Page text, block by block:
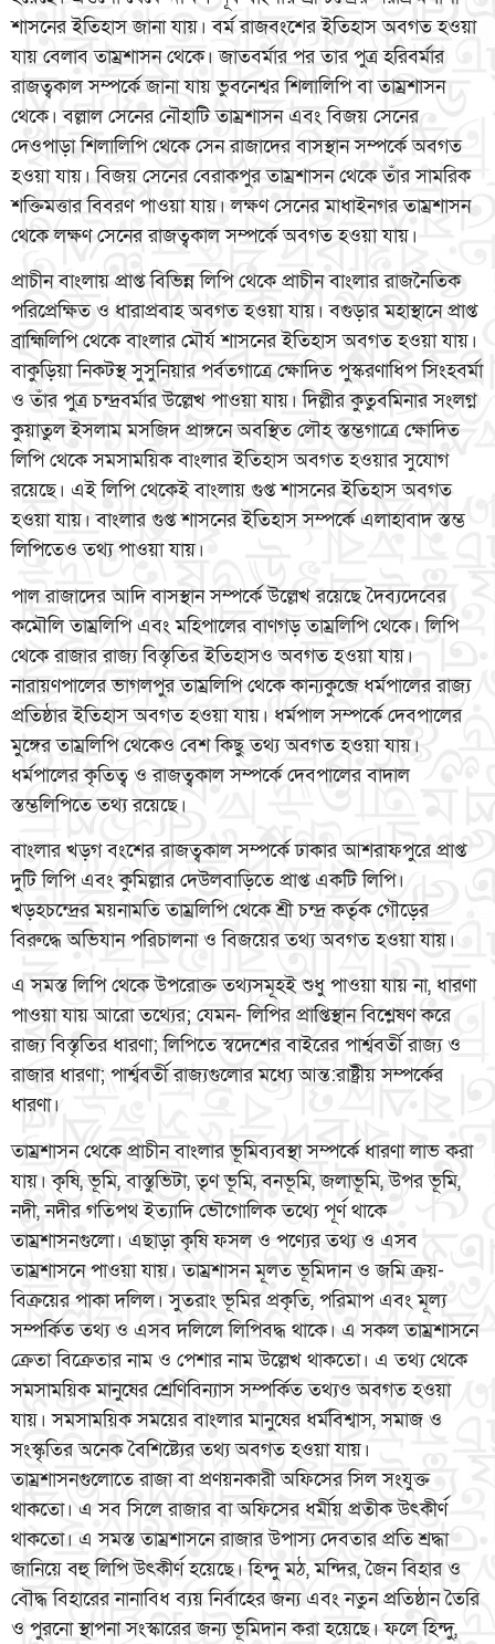
শাসনের ইতিহাস জানা যায়। বর্ম রাজবংশের ইতিহাস অবগত হওয়া
যায় বেলাব তাম্রশাসন থেকে। জাতবর্মার পর তার পুত্র হরিবর্মার
রাজত্বকাল সম্পর্কে জানা যায় ভুবনেশ্বর শিলালিপি বা তাম্রশাসন
থেকে। বল্লাল সেনের নৌহাটি তাম্রশাসন এবং বিজয় সেনের
দেওপাড়া শিলালিপি থেকে সেন রাজাদের বাসস্থান সম্পর্কে অবগত
হওয়া যায়। বিজয় সেনের বেরাকপুর তাম্রশাসন থেকে তাঁর সামরিক
শক্তিমত্তার বিবরণ পাওয়া যায়। লক্ষণ সেনের মাধাইনগর তাম্রশাসন
থেকে লক্ষণ সেনের রাজত্বকাল সম্পর্কে অবগত হওয়া যায়।
প্রাচীন বাংলায় প্রাপ্ত বিভিন্ন লিপি থেকে প্রাচীন বাংলার রাজনৈতিক
পরিপ্রেক্ষিত ও ধারাপ্রবাহ অবগত হওয়া যায়। বগুড়ার মহাস্থানে প্রাপ্ত
ব্রাহ্মিলিপি থেকে বাংলার মৌর্য শাসনের ইতিহাস অবগত হওয়া যায়।
বাকুড়িয়া নিকটস্থ সুসুনিয়ার পর্বতগাত্রে ক্ষোদিত পুস্করণাধিপ সিংহবর্মা
ও তাঁর পুত্র চন্দ্রবর্মার উল্লেখ পাওয়া যায়। দিল্লীর কুতুবমিনার সংলগ্ন
কুয়াতুল ইসলাম মসজিদ প্রাঙ্গনে অবস্থিত লৌহ স্তম্ভগাত্রে ক্ষোদিত
লিপি থেকে সমসাময়িক বাংলার ইতিহাস অবগত হওয়ার সুযোগ
রয়েছে। এই লিপি থেকেই বাংলায় গুপ্ত শাসনের ইতিহাস অবগত
হওয়া যায়। বাংলার গুপ্ত শাসনের ইতিহাস সম্পর্কে এলাহাবাদ স্তম্ভ
লিপিতেও তথ্য পাওয়া যায়।
পাল রাজাদের আদি বাসস্থান সম্পর্কে উল্লেখ রয়েছে দৈব্যদেবের
কমৌলি তাম্রলিপি এবং মহিপালের বাণগড় তাম্রলিপি থেকে। লিপি
থেকে রাজার রাজ্য বিস্তৃতির ইতিহাসও অবগত হওয়া যায়।
নারায়ণপালের ভাগলপুর তাম্রলিপি থেকে কান্যকুব্জে ধর্মপালের রাজ্য
প্রতিষ্ঠার ইতিহাস অবগত হওয়া যায়। ধর্মপাল সম্পর্কে দেবপালের
মুঙ্গের তাম্রলিপি থেকেও বেশ কিছু তথ্য অবগত হওয়া যায়।
ধর্মপালের কৃতিত্ব ও রাজত্বকাল সম্পর্কে দেবপালের বাদাল
স্তম্ভলিপিতে তথ্য রয়েছে।
বাংলার খড়গ বংশের রাজত্বকাল সম্পর্কে ঢাকার আশরাফপুরে প্রাপ্ত
দুটি লিপি এবং কুমিল্লার দেউলবাড়িতে প্রাপ্ত একটি লিপি।
খড়হচন্দ্রের ময়নামতি তাম্রলিপি থেকে শ্রী চন্দ্র কর্তৃক গৌড়ের
বিরুদ্ধে অভিযান পরিচালনা ও বিজয়ের তথ্য অবগত হওয়া যায়।
এ সমস্ত লিপি থেকে উপরোক্ত তথ্যসমূহই শুধু পাওয়া যায় না, ধারণা
পাওয়া যায় আরো তথ্যের; যেমন- লিপির প্রাপ্তিস্থান বিশ্লেষণ করে
রাজ্য বিস্তৃতির ধারণা; লিপিতে স্বদেশের বাইরের পার্শ্ববর্তী রাজ্য ও
রাজার ধারণা; পার্শ্ববর্তী রাজ্যগুলোর মধ্যে আন্ত:রাষ্ট্রীয় সম্পর্কের
ধারণা।
তাম্রশাসন থেকে প্রাচীন বাংলার ভূমিব্যবস্থা সম্পর্কে ধারণা লাভ করা
যায়। কৃষি, ভূমি, বাস্তুভিটা, তৃণ ভূমি, বনভূমি, জলাভূমি, উপর ভূমি,
নদী, নদীর গতিপথ ইত্যাদি ভৌগোলিক তথ্যে পূর্ণ থাকে
তাম্রশাসনগুলো। এছাড়া কৃষি ফসল ও পণ্যের তথ্য ও এসব
তাম্রশাসনে পাওয়া যায়। তাম্রশাসন মূলত ভূমিদান ও জমি ক্রয়-
বিক্রয়ের পাকা দলিল। সুতরাং ভূমির প্রকৃতি, পরিমাপ এবং মূল্য
সম্পর্কিত তথ্য ও এসব দলিলে লিপিবদ্ধ থাকে। এ সকল তাম্রশাসনে
ক্রেতা বিক্রেতার নাম ও পেশার নাম উল্লেখ থাকতো। এ তথ্য থেকে
সমসাময়িক মানুষের শ্রেণিবিন্যাস সম্পর্কিত তথ্যও অবগত হওয়া
যায়। সমসাময়িক সময়ের বাংলার মানুষের ধর্মবিশ্বাস, সমাজ ও
সংস্কৃতির অনেক বৈশিষ্ট্যের তথ্য অবগত হওয়া যায়।
তাম্রশাসনগুলোতে রাজা বা প্রণয়নকারী অফিসের সিল সংযুক্ত
থাকতো। এ সব সিলে রাজার বা অফিসের ধর্মীয় প্রতীক উৎকীর্ণ
থাকতো। এ সমস্ত তাম্রশাসনে রাজার উপাস্য দেবতার প্রতি শ্রদ্ধা
জানিয়ে বহু লিপি উৎকীর্ণ হয়েছে। হিন্দু মঠ, মন্দির, জৈন বিহার ও
বৌদ্ধ বিহারের নানাবিধ ব্যয় নির্বাহের জন্য এবং নতুন প্রতিষ্ঠান তৈরি
ও পুরনো স্থাপনা সংস্কারের জন্য ভূমিদান করা হয়েছে। ফলে হিন্দু,